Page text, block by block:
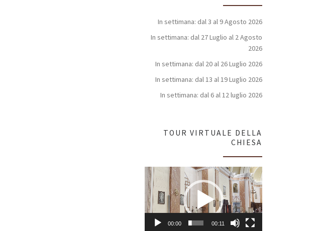
In settimana: dal 3 al 9 Agosto 2026
In settimana: dal 27 Luglio al 2 Agosto
2026
In settimana: dal 20 al 26 Luglio 2026
In settimana: dal 13 al 19 Luglio 2026
In settimana: dal 6 al 12 luglio 2026
TOUR VIRTUALE DELLA
CHIESA
Video
Player
00:00 00:11